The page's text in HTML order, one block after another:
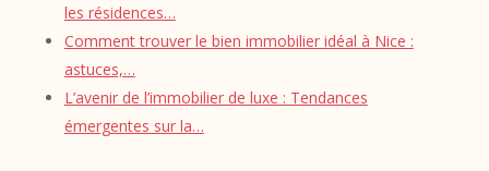
les résidences…
Comment trouver le bien immobilier idéal à Nice :
astuces,…
L’avenir de l’immobilier de luxe : Tendances
émergentes sur la…